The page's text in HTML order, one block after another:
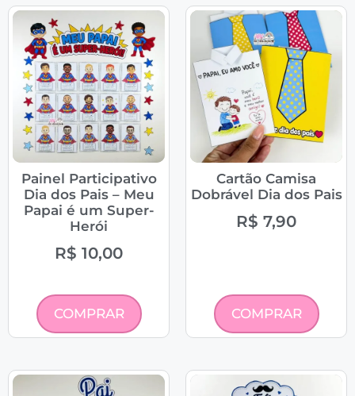
Painel Participativo
Dia dos Pais – Meu
Papai é um Super-
Herói
R$ 10,00
COMPRAR
Cartão Camisa
Dobrável Dia dos Pais
R$ 7,90
COMPRAR